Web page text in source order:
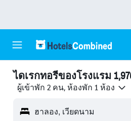
ไดเรกทอรีของโรงแรม
ผู้เข้าพัก 2 คน, ห้องพัก 1 ห้อง
ฮาลอง, เวียดนาม